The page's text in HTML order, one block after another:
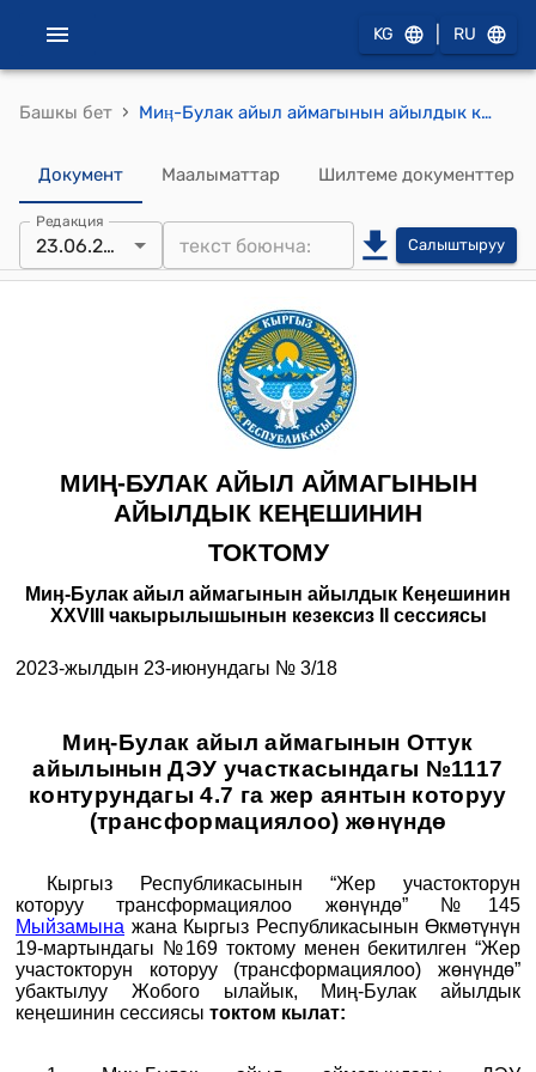
KG RU
Башкы бет › Миӊ-Булак айыл аймагынын айылдык кеӊешинин 2023-жылдын 23-июнундагы № 3/18 "Миң-Булак айыл аймагынын Оттук айылынын ДЭУ участкасындагы №1117 контурундагы 4.7 га жер аянтын которуу (трансформациялоо) жөнүндө" токтому
Документ Маалыматтар Шилтеме документтер
Редакция
23.06.2023 Салыштыруу